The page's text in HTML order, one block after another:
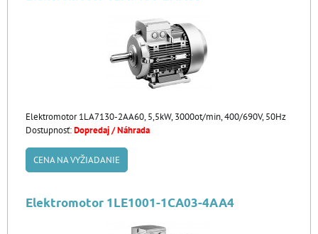
Elektromotor 1LA7130-2AA60, 5,5kW, 3000ot/min, 400/690V, 50Hz
Dostupnosť:Dopredaj / Náhrada
CENA NA VYŽIADANIE
Elektromotor 1LE1001-1CA03-4AA4